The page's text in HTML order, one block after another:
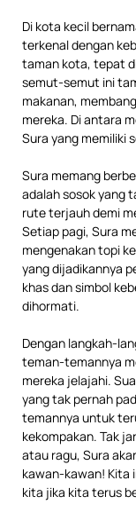
Di kota kecil
terkenal dengan
taman kota, tepat
semut-semut ini
makanan,
mereka. Di antara
Sura yang memiliki
Sura memang
adalah sosok yang
rute terjauh demi
Setiap pagi, Sura
mengenakan topi
yang dijadikannya
khas dan simbol
dihormati.
Dengan langkah-
teman-temannya
mereka jelajahi.
yang tak pernah
temannya untuk
kekompakan. Tak
atau ragu, Sura
kawan-kawan! Kita
kita jika kita terus